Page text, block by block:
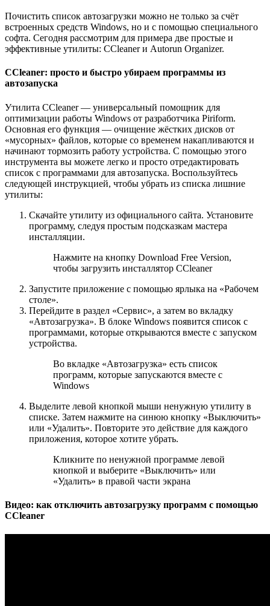
Почистить список автозагрузки можно не только за счёт
встроенных средств Windows, но и с помощью специального
софта. Сегодня рассмотрим для примера две простые и
эффективные утилиты: CCleaner и Autorun Organizer.
CCleaner: просто и быстро убираем программы из
автозапуска
Утилита CCleaner — универсальный помощник для
оптимизации работы Windows от разработчика Piriform.
Основная его функция — очищение жёстких дисков от
«мусорных» файлов, которые со временем накапливаются и
начинают тормозить работу устройства. С помощью этого
инструмента вы можете легко и просто отредактировать
список с программами для автозапуска. Воспользуйтесь
следующей инструкцией, чтобы убрать из списка лишние
утилиты:
Скачайте утилиту из официального сайта. Установите
программу, следуя простым подсказкам мастера
инсталляции.
Нажмите на кнопку Download Free Version,
чтобы загрузить инсталлятор CCleaner
Запустите приложение с помощью ярлыка на «Рабочем
столе».
Перейдите в раздел «Сервис», а затем во вкладку
«Автозагрузка». В блоке Windows появится список с
программами, которые открываются вместе с запуском
устройства.
Во вкладке «Автозагрузка» есть список
программ, которые запускаются вместе с
Windows
Выделите левой кнопкой мыши ненужную утилиту в
списке. Затем нажмите на синюю кнопку «Выключить»
или «Удалить». Повторите это действие для каждого
приложения, которое хотите убрать.
Кликните по ненужной программе левой
кнопкой и выберите «Выключить» или
«Удалить» в правой части экрана
Видео: как отключить автозагрузку программ с помощью
CCleaner